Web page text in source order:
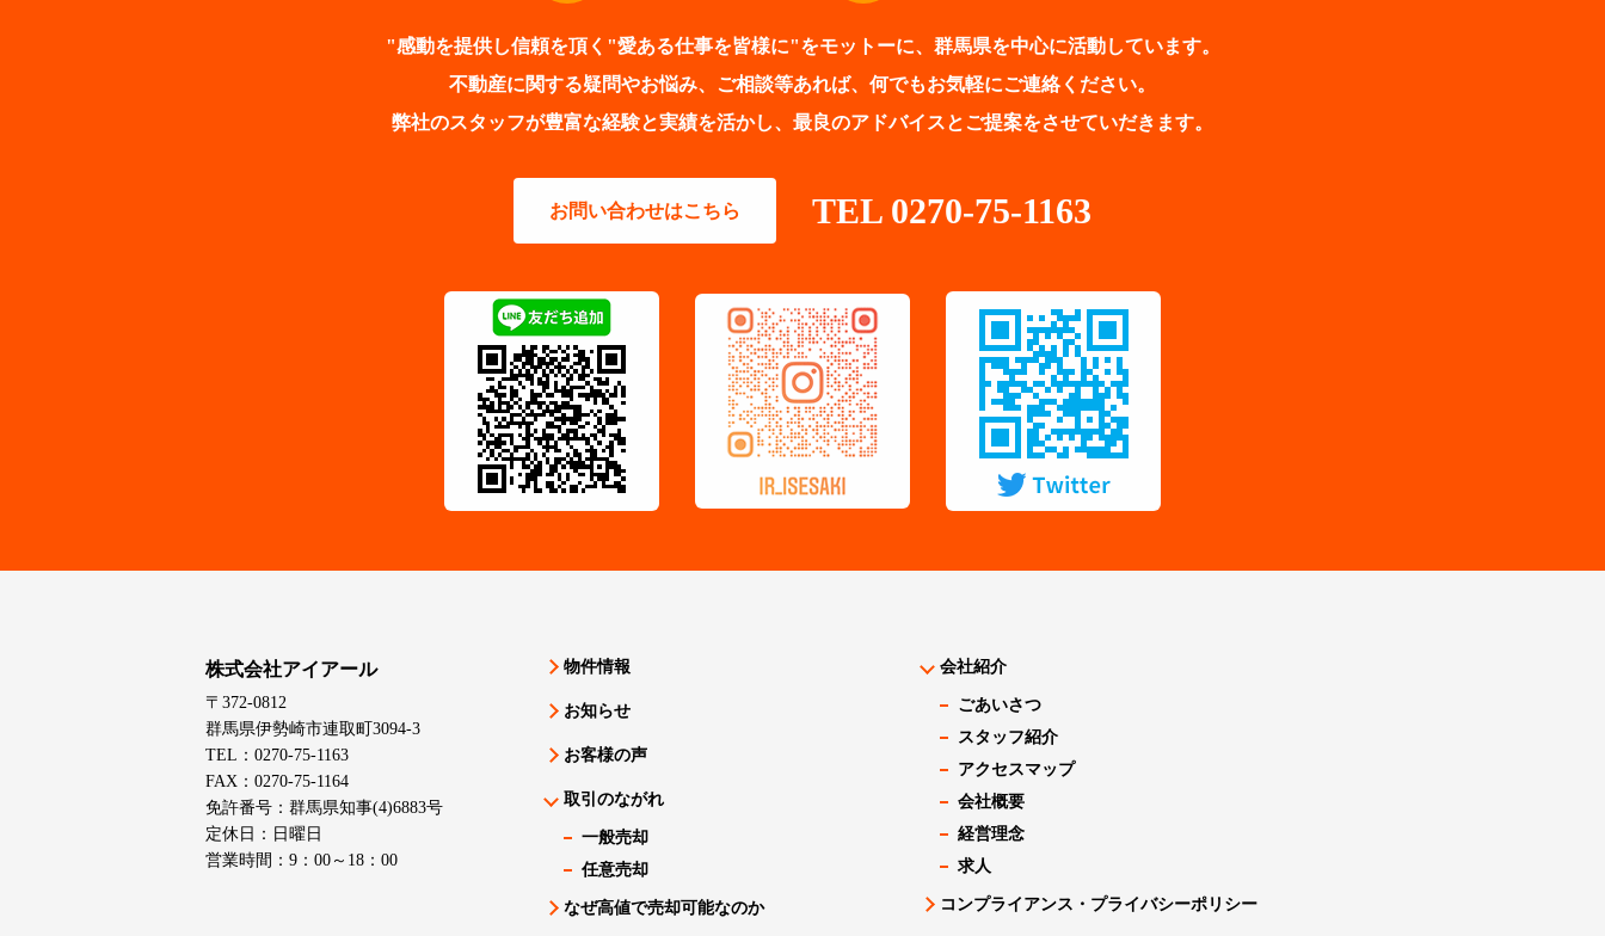
"感動を提供し信頼を頂く"愛ある仕事を皆様に"をモットーに、群馬県を中心に活動しています。
不動産に関する疑問やお悩み、ご相談等あれば、何でもお気軽にご連絡ください。
弊社のスタッフが豊富な経験と実績を活かし、最良のアドバイスとご提案をさせていだきます。
お問い合わせはこちら TEL 0270-75-1163
株式会社アイアール
〒372-0812
群馬県伊勢崎市連取町3094-3
TEL：0270-75-1163
FAX：0270-75-1164
免許番号：群馬県知事(4)6883号
定休日：日曜日
営業時間：9：00～18：00
物件情報
お知らせ
お客様の声
取引のながれ
一般売却
任意売却
なぜ高値で売却可能なのか
会社紹介
ごあいさつ
スタッフ紹介
アクセスマップ
会社概要
経営理念
求人
コンプライアンス・プライバシーポリシー